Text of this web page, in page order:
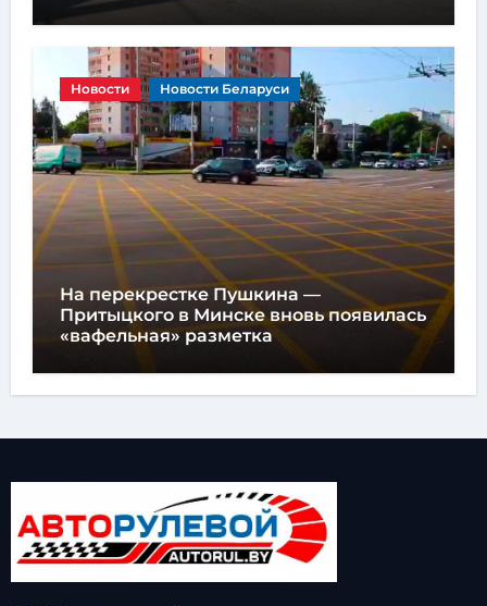
Новости Новости Беларуси
На перекрестке Пушкина —
Притыцкого в Минске вновь появилась
«вафельная» разметка